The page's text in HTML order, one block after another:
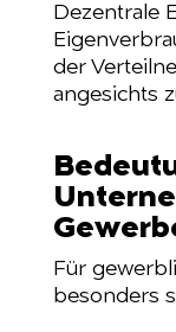
Dezentrale
der
angesichts
Für
besonders